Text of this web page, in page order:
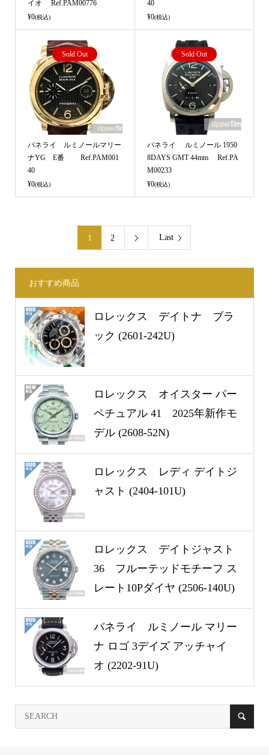
イオ Ref.PAM00776
¥0(税込)
40
¥0(税込)
Sold Out
パネライ ルミノールマリー
ナYG E番 Ref.PAM001
40
¥0(税込)
Sold Out
パネライ ルミノール 1950
8DAYS GMT 44mm Ref.PA
M00233
¥0(税込)
1 2  Last
おすすめ商品
ロレックス デイトナ ブラ
ック (2601-242U)
ロレックス オイスター パー
ペチュアル 41 2025年新作モ
デル (2608-52N)
ロレックス レディ デイトジ
ャスト (2404-101U)
ロレックス デイトジャスト
36 フルーテッドモチーフ ス
レート10Pダイヤ (2506-140U)
パネライ ルミノール マリー
ナ ロゴ 3デイズ アッチャイ
オ (2202-91U)